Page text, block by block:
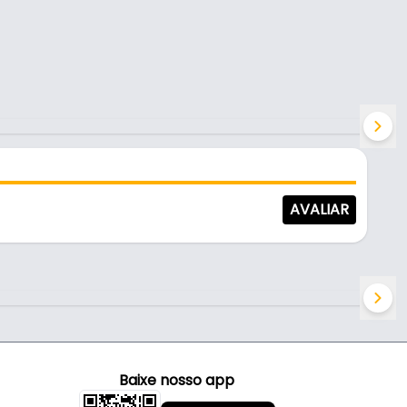
AVALIAR
Baixe nosso app